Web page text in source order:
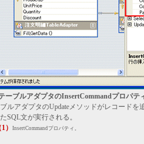
ーブルアダプタのInsertCommandプロパテ
ルアダプタのUpdateメソッドがレコード
SQL文が実行される。
1）
InsertCommandプロパティ。